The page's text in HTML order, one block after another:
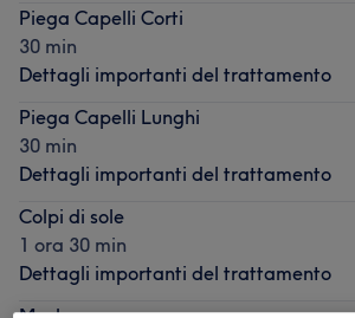
Piega Capelli Corti
30 min
Dettagli importanti del trattamento
Piega Capelli Lunghi
30 min
Dettagli importanti del trattamento
Colpi di sole
1 ora 30 min
Dettagli importanti del trattamento